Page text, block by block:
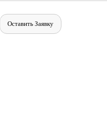
Оставить Заявку